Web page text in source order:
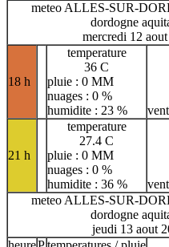
meteo ALLES-SUR-
dordogne
mercredi 12
18 h
temperature
36 C
pluie : 0 MM
nuages : 0 %
humidite : 23 %
21 h
temperature
27.4 C
pluie : 0 MM
nuages : 0 %
humidite : 36 %
meteo ALLES-SUR-
dordogne
jeudi 13 aout